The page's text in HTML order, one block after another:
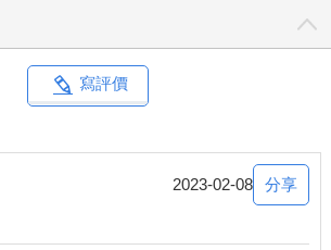
寫評價
2023-02-08 分享